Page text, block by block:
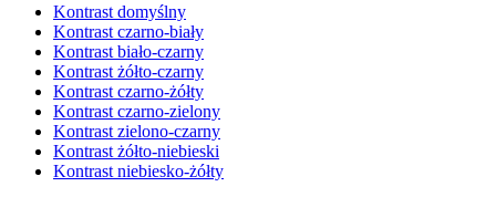
Kontrast domyślny
Kontrast czarno-biały
Kontrast biało-czarny
Kontrast żółto-czarny
Kontrast czarno-żółty
Kontrast czarno-zielony
Kontrast zielono-czarny
Kontrast żółto-niebieski
Kontrast niebiesko-żółty